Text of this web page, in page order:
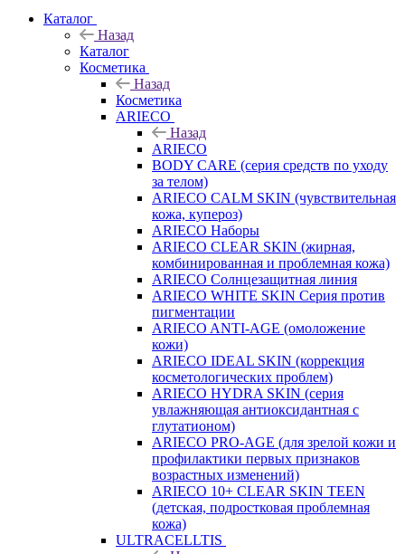
Каталог
Назад
Каталог
Косметика
Назад
Косметика
ARIECO
Назад
ARIECO
BODY CARE (серия средств по уходу
за телом)
ARIECO CALM SKIN (чувствительная
кожа, купероз)
ARIECO Наборы
ARIECO CLEAR SKIN (жирная,
комбинированная и проблемная кожа)
ARIECO Солнцезащитная линия
ARIECO WHITE SKIN Серия против
пигментации
ARIECO ANTI-AGE (омоложение
кожи)
ARIECO IDEAL SKIN (коррекция
косметологических проблем)
ARIECO HYDRA SKIN (серия
увлажняющая антиоксидантная с
глутатионом)
ARIECO PRO-AGE (для зрелой кожи и
профилактики первых признаков
возрастных изменений)
ARIECO 10+ CLEAR SKIN TEEN
(детская, подростковая проблемная
кожа)
ULTRACELLTIS